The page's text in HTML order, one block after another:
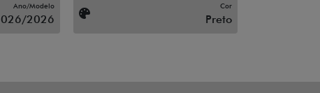
Ano/Modelo
2026
Cor
Preto